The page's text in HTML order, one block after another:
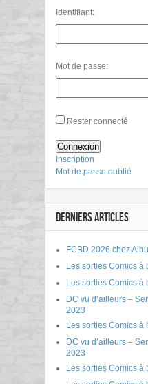
Identifiant:
Mot de passe:
Rester connecté
Connexion
Inscription
Mot de passe oublié
DERNIERS ARTICLES
FCBD 2026 chez
Les sorties Comics à
Les sorties Comics à
DC vu d’ailleurs –
2023
Les sorties Comics à
DC vu d’ailleurs –
2023
Les sorties Comics